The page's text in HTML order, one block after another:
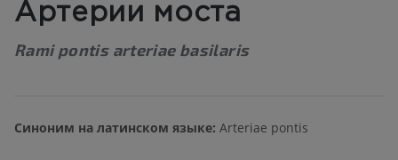
Артерии моста
Rami pontis arteriae basilaris
Синоним на латинском языке: Arteriae pontis